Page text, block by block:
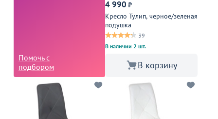
Помочь с
подбором
4 990 ₽
Кресло Тулип, черное/зеленая
подушка
39
В наличии 2 шт.
В корзину